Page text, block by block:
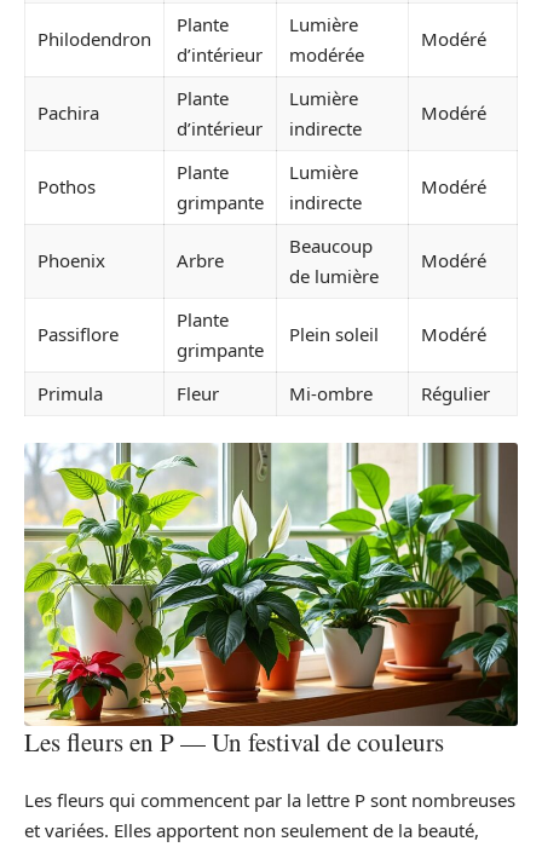
Philodendron
Plante
d’intérieur
Lumière
modérée
Modéré
Pachira
Plante
d’intérieur
Lumière
indirecte
Modéré
Pothos
Plante
grimpante
Lumière
indirecte
Modéré
Phoenix Arbre
Beaucoup
de lumière
Modéré
Passiflore
Plante
grimpante
Plein soleil Modéré
Primula Fleur Mi-ombre Régulier
Les fleurs en P — Un festival de couleurs
Les fleurs qui commencent par la lettre P sont nombreuses
et variées. Elles apportent non seulement de la beauté,